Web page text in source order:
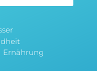
Ernährung